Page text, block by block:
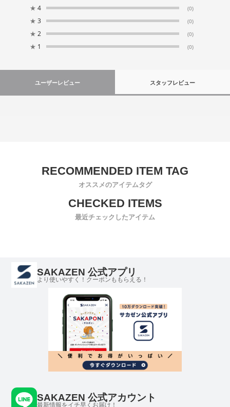
★ 4 (0)
★ 3 (0)
★ 2 (0)
★ 1 (0)
ユーザーレビュー スタッフレビュー
オススメのアイテムタグ
最近チェックしたアイテム
SAKAZEN 公式アプリ
より使いやすく！クーポンももらえる！
SAKAZEN 公式アカウント
最新情報をイチ早くお届け！